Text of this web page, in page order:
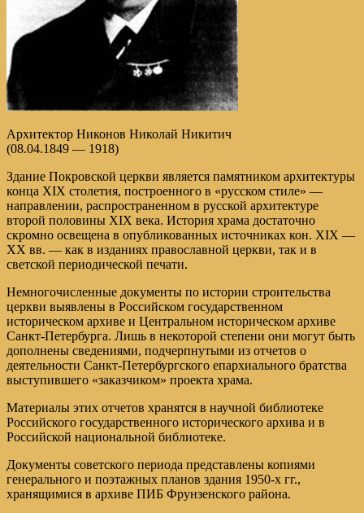
Архитектор Никонов Николай Никитич
(08.04.1849 — 1918)
Здание Покровской церкви является памятником архитектуры
конца XIX столетия, построенного в «русском стиле» —
направлении, распространенном в русской архитектуре
второй половины XIX века. История храма достаточно
скромно освещена в опубликованных источниках кон. XIX —
XX вв. — как в изданиях православной церкви, так и в
светской периодической печати.
Немногочисленные документы по истории строительства
церкви выявлены в Российском государственном
историческом архиве и Центральном историческом архиве
Санкт-Петербурга. Лишь в некоторой степени они могут быть
дополнены сведениями, подчерпнутыми из отчетов о
деятельности Санкт-Петербургского епархиального братства
выступившего «заказчиком» проекта храма.
Материалы этих отчетов хранятся в научной библиотеке
Российского государственного исторического архива и в
Российской национальной библиотеке.
Документы советского периода представлены копиями
генерального и поэтажных планов здания 1950-х гг.,
хранящимися в архиве ПИБ Фрунзенского района.